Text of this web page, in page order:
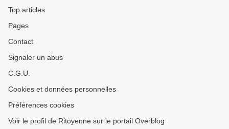
Top articles
Pages
Contact
Signaler un abus
C.G.U.
Cookies et données personnelles
Préférences cookies
Voir le profil de Ritoyenne sur le portail Overblog